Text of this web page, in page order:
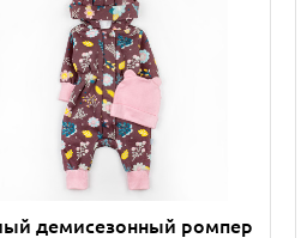
демисезонный ромпер